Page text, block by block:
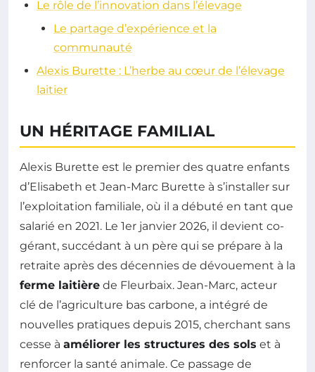
Le rôle de l’innovation dans l’élevage
Le partage d’expérience et la
communauté
Alexis Burette : L’herbe au cœur de l’élevage
laitier
UN HÉRITAGE FAMILIAL
Alexis Burette est le premier des quatre enfants
d’Elisabeth et Jean-Marc Burette à s’installer sur
l’exploitation familiale, où il a débuté en tant que
salarié en 2021. Le 1er janvier 2026, il devient co-
gérant, succédant à un père qui se prépare à la
retraite après des décennies de dévouement à la
ferme laitière de Fleurbaix. Jean-Marc, acteur
clé de l’agriculture bas carbone, a intégré de
nouvelles pratiques depuis 2015, cherchant sans
cesse à améliorer les structures des sols et à
renforcer la santé animale. Ce passage de